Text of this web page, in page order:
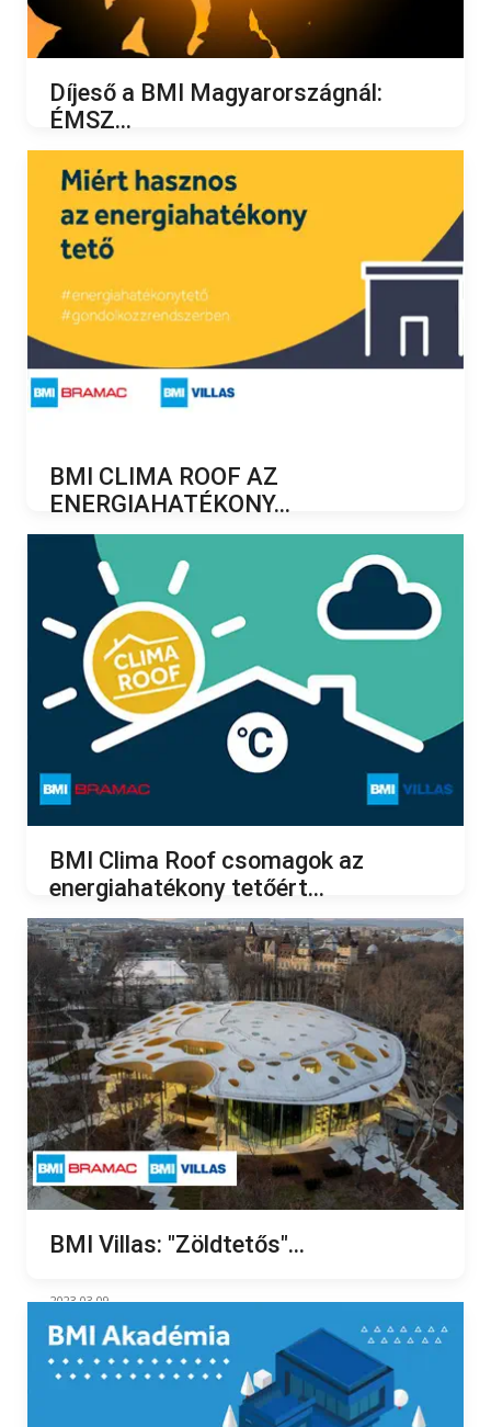
Díjeső a BMI Magyarországnál:
ÉMSZ...
2023.06.08.
BMI CLIMA ROOF AZ
ENERGIAHATÉKONY...
2023.05.10.
BMI Clima Roof csomagok az
energiahatékony tetőért...
2023.04.13.
BMI Villas: "Zöldtetős"...
2023.03.09.